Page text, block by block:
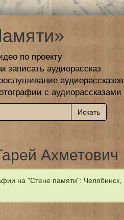
по проекту
записать аудиорассказ
аудиорассказов
с аудиорассказами
Ахметович
на "Стене памяти": Челябинск,